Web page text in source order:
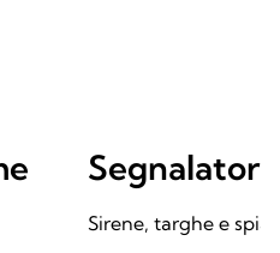
Segnalatori
Sirene, targhe e spia